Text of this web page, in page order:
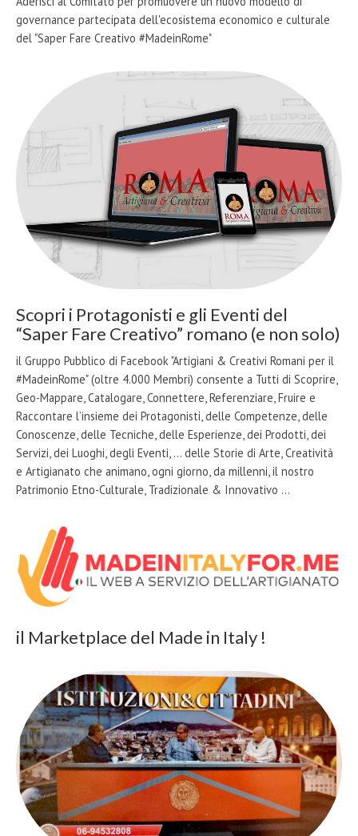
governance partecipata dell'ecosistema economico e culturale
del "Saper Fare Creativo #MadeinRome"
Scopri i Protagonisti e gli Eventi del
“Saper Fare Creativo” romano (e non solo)
il Gruppo Pubblico di Facebook "Artigiani & Creativi Romani per il
#MadeinRome" (oltre 4.000 Membri) consente a Tutti di Scoprire,
Geo-Mappare, Catalogare, Connettere, Referenziare, Fruire e
Raccontare l’insieme dei Protagonisti, delle Competenze, delle
Conoscenze, delle Tecniche, delle Esperienze, dei Prodotti, dei
Servizi, dei Luoghi, degli Eventi, … delle Storie di Arte, Creatività
e Artigianato che animano, ogni giorno, da millenni, il nostro
Patrimonio Etno-Culturale, Tradizionale & Innovativo …
il Marketplace del Made in Italy !